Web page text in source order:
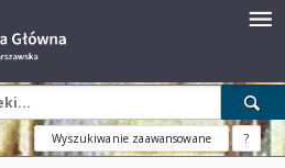
Wyszukiwanie zaawansowane ?